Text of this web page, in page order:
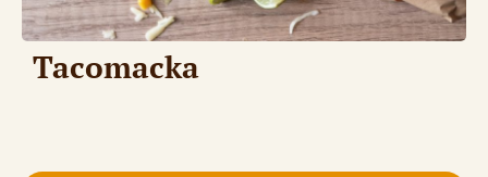
Tacomacka